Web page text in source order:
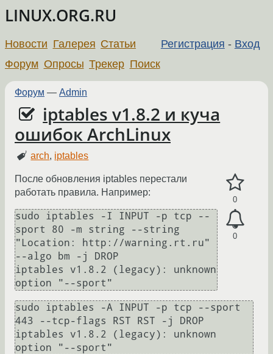
LINUX.ORG.RU
Регистрация - Вход
Новости Галерея Статьи
Форум Опросы Трекер Поиск
Форум — Admin
iptables v1.8.2 и куча
ошибок ArchLinux
arch, iptables
0
0
После обновления iptables перестали
работать правила. Например:
sudo iptables -I INPUT -p tcp --
sport 80 -m string --string
"Location: http://warning.rt.ru"
--algo bm -j DROP
iptables v1.8.2 (legacy): unknown
sudo iptables -A INPUT -p tcp --sport
443 --tcp-flags RST RST -j DROP
iptables v1.8.2 (legacy): unknown